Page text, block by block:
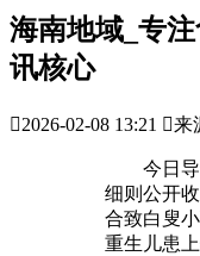
海南地域_专
讯核心
2026-02-08 13:21 来
今日导
细则公开
合致白叟
重生儿患